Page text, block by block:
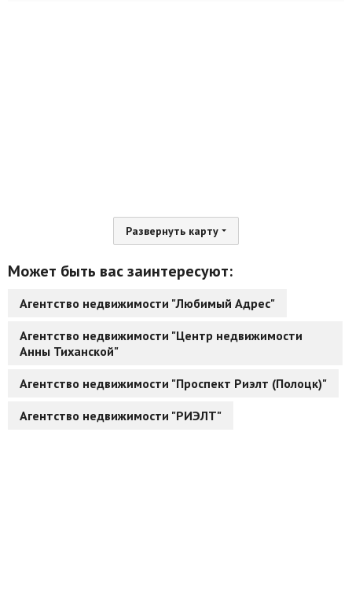
Развернуть карту
Может быть вас заинтересуют:
Агентство недвижимости "Любимый Адрес"
Агентство недвижимости "Центр недвижимости
Анны Тиханской"
Агентство недвижимости "Проспект Риэлт (Полоцк)"
Агентство недвижимости "РИЭЛТ"